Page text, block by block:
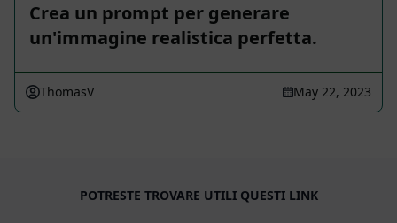
Crea un prompt per generare
un'immagine realistica perfetta.
ThomasV May 22, 2023
POTRESTE TROVARE UTILI QUESTI LINK